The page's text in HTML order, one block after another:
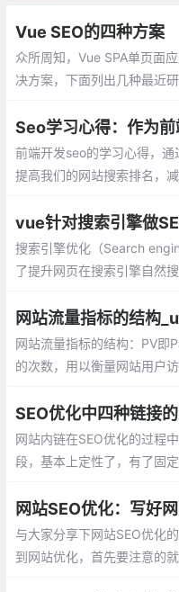
Vue SEO的四种方案
众所周知，Vue SPA单页面
决方案，下面列出几种最近
nder-spa-plugin；
前端开发seo的学习心得，通
提高我们的网站搜索排名，
度，作为前端开发需要掌握哪
能呢？
vue针对搜索引擎做
搜索引擎优化（Search
了提升网页在搜索引擎自然
网站流量指标的结构
网站流量指标的结构：PV即
的次数，用以衡量网站用户
天内使用不同IP地址的用户
页面，独立的IP数均为1
SEO优化中四种链接
网站内链在SEO优化的过程
段，基本上定性了，有了固
站的底部就能够
与大家分享下网站SEO优化
到网站优化，首先要注意的